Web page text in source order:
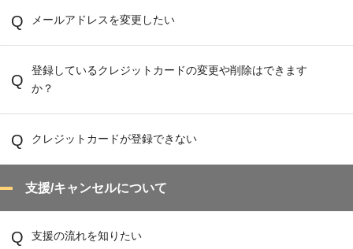
メールアドレスを変更したい
登録しているクレジットカードの変更や削除はできます
か？
クレジットカードが登録できない
支援/キャンセルについて
支援の流れを知りたい